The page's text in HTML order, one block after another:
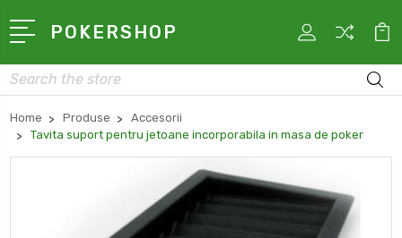
POKERSHOP
Search
Home Produse
Accesorii
Tavita suport pentru jetoane incorporabila in masa de poker